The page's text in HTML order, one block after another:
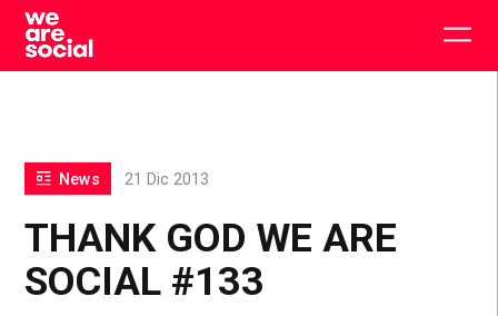
Skip
content
THANK GOD WE ARE
SOCIAL #133
News 21 Dic 2013